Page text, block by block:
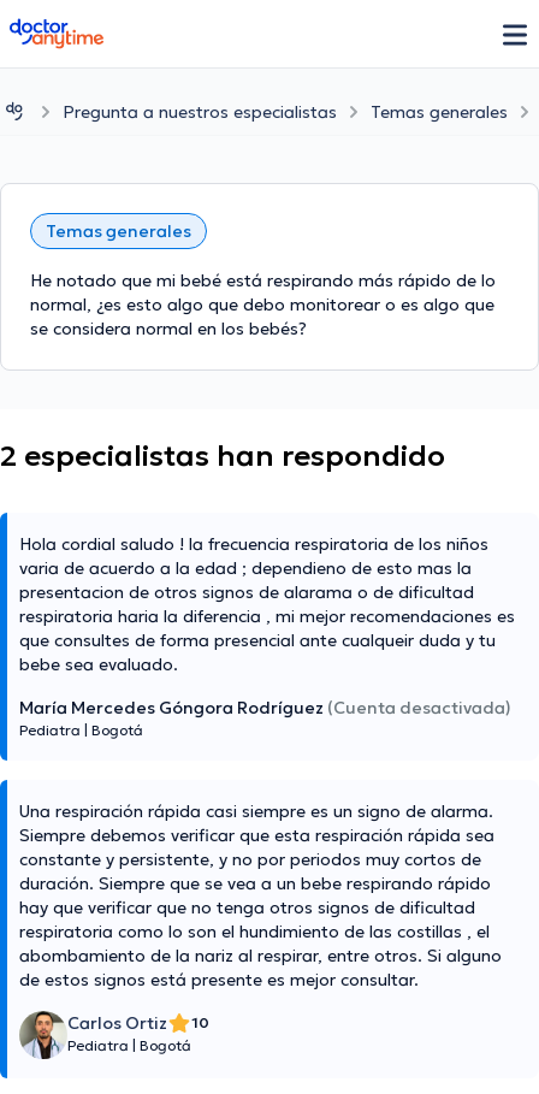
doctoranytime
Pregunta a nuestros especialistas Temas generales
Temas generales
He notado que mi bebé está respirando más rápido de lo
normal, ¿es esto algo que debo monitorear o es algo que
se considera normal en los bebés?
2 especialistas han respondido
Hola cordial saludo ! la frecuencia respiratoria de los niños
varia de acuerdo a la edad ; dependieno de esto mas la
presentacion de otros signos de alarama o de dificultad
respiratoria haria la diferencia , mi mejor recomendaciones es
que consultes de forma presencial ante cualqueir duda y tu
bebe sea evaluado.
María Mercedes Góngora Rodríguez (Cuenta desactivada)
Pediatra Bogotá
Una respiración rápida casi siempre es un signo de alarma.
Siempre debemos verificar que esta respiración rápida sea
constante y persistente, y no por periodos muy cortos de
duración. Siempre que se vea a un bebe respirando rápido
hay que verificar que no tenga otros signos de dificultad
respiratoria como lo son el hundimiento de las costillas , el
abombamiento de la nariz al respirar, entre otros. Si alguno
de estos signos está presente es mejor consultar.
Carlos Ortiz
10
Pediatra
Bogotá